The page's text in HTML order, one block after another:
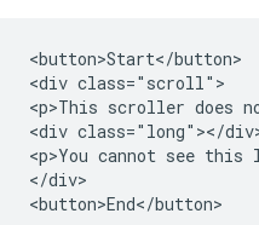
<button>Start</button>
<div class="scroll">
<p>This scroller does
<div class="long"></
<p>You cannot see
</div>